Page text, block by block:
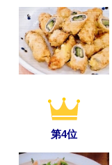
第4位